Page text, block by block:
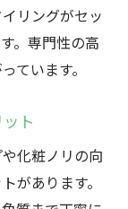
リングがセッ
。専門性の高
ています。
ト
化粧ノリの向
があります。